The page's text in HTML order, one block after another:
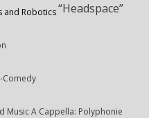
and Robotics“Headspace”
Comedy
Music A Cappella: Polyphonie